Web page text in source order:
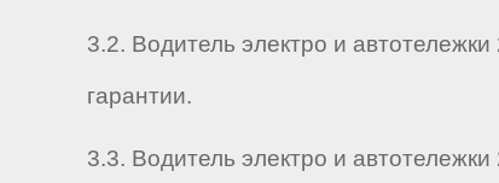
3.2. Водитель электро и
гарантии.
3.3. Водитель электро и